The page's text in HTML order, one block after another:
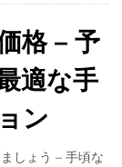
格 – 予
適な手
ン
しょう – 手頃な